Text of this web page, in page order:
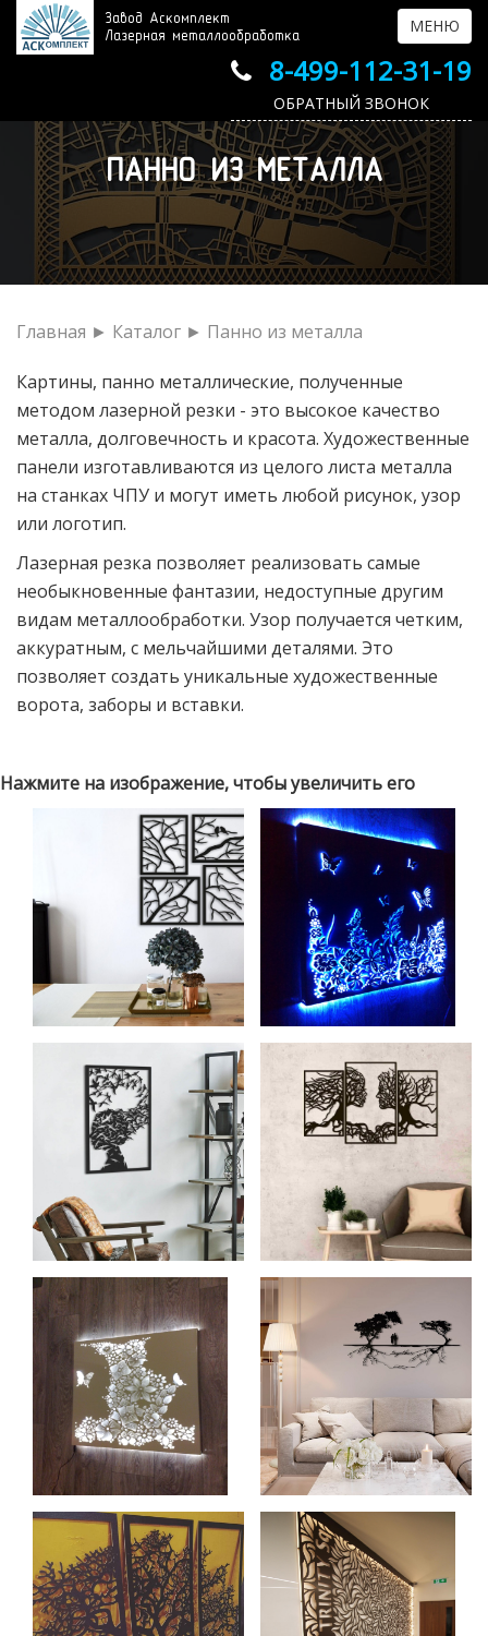
МЕНЮ
Завод Аскомплект
Лазерная металлообработка
8-499-112-31-19
ОБРАТНЫЙ ЗВОНОК
ПАННО ИЗ МЕТАЛЛА
Главная ► Каталог ► Панно из металла
Картины, панно металлические, полученные
методом лазерной резки - это высокое качество
металла, долговечность и красота. Художественные
панели изготавливаются из целого листа металла
на станках ЧПУ и могут иметь любой рисунок, узор
или логотип.
Лазерная резка позволяет реализовать самые
необыкновенные фантазии, недоступные другим
видам металлообработки. Узор получается четким,
аккуратным, с мельчайшими деталями. Это
позволяет создать уникальные художественные
ворота, заборы и вставки.
Нажмите на изображение, чтобы увеличить его